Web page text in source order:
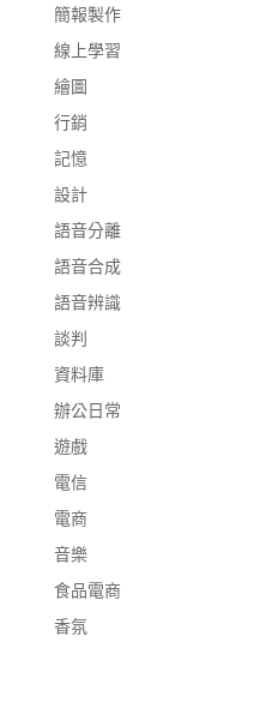
簡報製作
線上學習
繪圖
行銷
記憶
設計
語音分離
語音合成
語音辨識
談判
資料庫
辦公日常
遊戲
電信
電商
音樂
食品電商
香氛